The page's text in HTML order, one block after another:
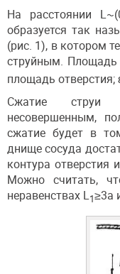
На расстоянии
образуется так
(рис. 1), в котором
струйным. Площадь
площадь
Сжатие струи
несовершенным,
сжатие будет в
днище сосуда
контура отверстия
Можно считать,
неравенствах L1≥3а